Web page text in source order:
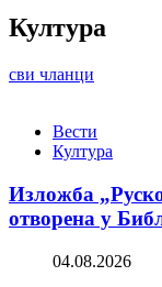
Култура
сви чланци
Вести
Култура
Изложба
отворена у
04.08.2026